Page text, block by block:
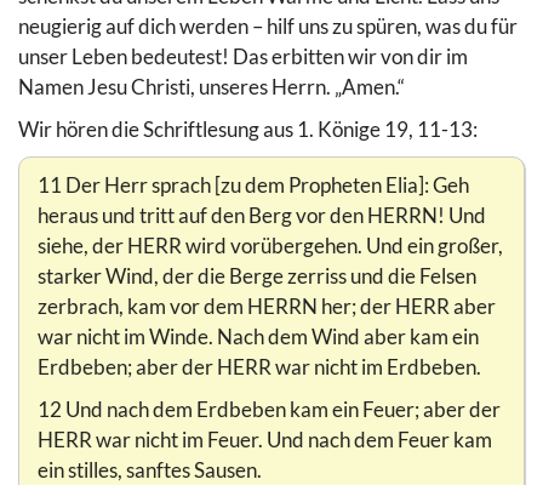
neugierig auf dich werden – hilf uns zu spüren, was du für
unser Leben bedeutest! Das erbitten wir von dir im
Namen Jesu Christi, unseres Herrn. „Amen.“
Wir hören die Schriftlesung aus 1. Könige 19, 11-13:
11 Der Herr sprach [zu dem Propheten Elia]: Geh
heraus und tritt auf den Berg vor den HERRN! Und
siehe, der HERR wird vorübergehen. Und ein großer,
starker Wind, der die Berge zerriss und die Felsen
zerbrach, kam vor dem HERRN her; der HERR aber
war nicht im Winde. Nach dem Wind aber kam ein
Erdbeben; aber der HERR war nicht im Erdbeben.
12 Und nach dem Erdbeben kam ein Feuer; aber der
HERR war nicht im Feuer. Und nach dem Feuer kam
ein stilles, sanftes Sausen.